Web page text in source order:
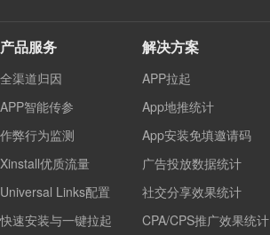
产品服务
全渠道归因
APP智能传参
作弊行为监测
Xinstall优质流量
Universal Links配置
快速安装与一键拉起
解决方案
APP拉起
App地推统计
App安装免填邀请码
广告投放数据统计
社交分享效果统计
CPA/CPS推广效果统计